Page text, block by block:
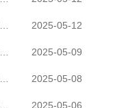
2025-05-12
2025-05-09
2025-05-08
2025-05-06